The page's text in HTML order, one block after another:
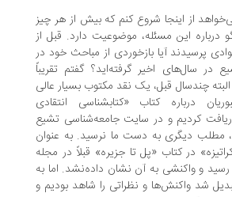
اینجا شروع کنم که بیش از هر چیز
این مسئله، موضوعیت دارد. قبل از
آیا بازخوردی از مباحث خود در
اخیر گرفته‌اید؟ گفتم تقریباً
قبل، یک نقد مکتوب بسیار عالی
کتاب «کتابشناسی انتقادی
و در سایت جامعه‌شناسی تشیع
به دست ما نرسید. به عنوان
در کتاب «پل تا جزیره» قبلاً در مجله
به آن نشان داده‌نشد. اما به
و نظراتی را شاهد بودیم و